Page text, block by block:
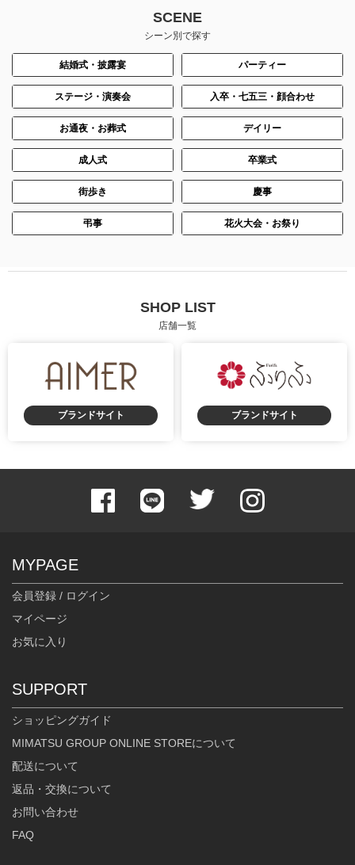
SCENE
シーン別で探す
結婚式・披露宴 パーティー
ステージ・演奏会 入卒・七五三・顔合わせ
お通夜・お葬式 デイリー
成人式 卒業式
街歩き 慶事
弔事 花火大会・お祭り
SHOP LIST
店舗一覧
ブランドサイト ブランドサイト
MYPAGE
会員登録 / ログイン
マイページ
お気に入り
SUPPORT
ショッピングガイド
MIMATSU GROUP ONLINE STOREについて
配送について
返品・交換について
お問い合わせ
FAQ